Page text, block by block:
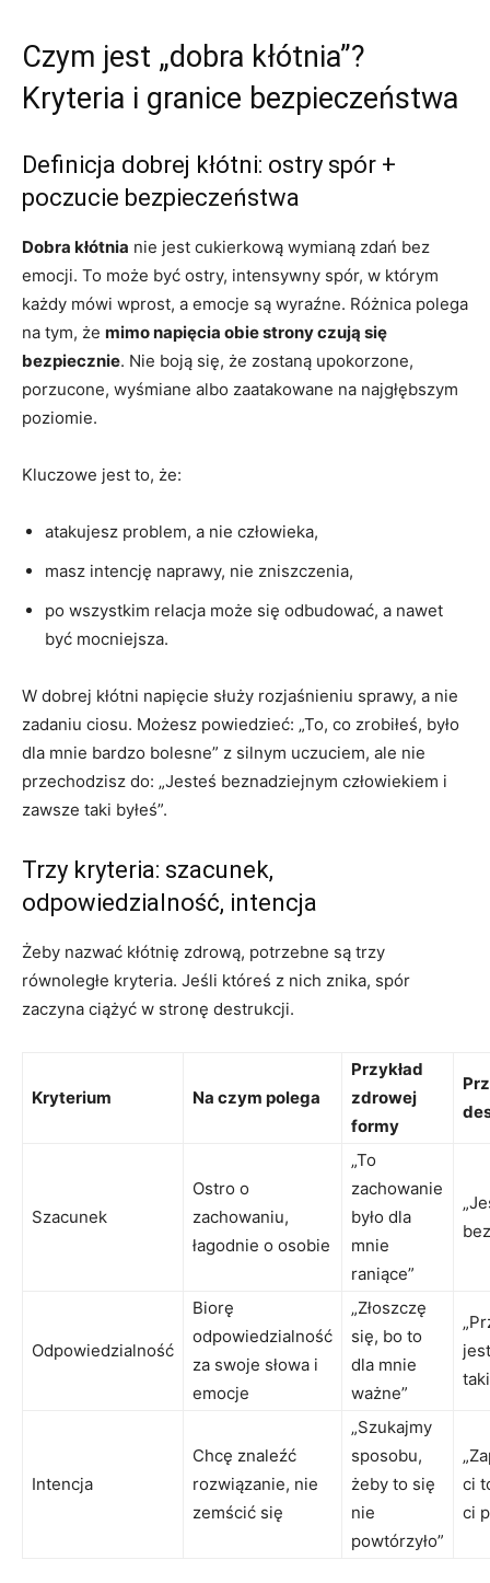
Czym jest „dobra kłótnia”?
Kryteria i granice bezpieczeństwa
Definicja dobrej kłótni: ostry spór +
poczucie bezpieczeństwa
Dobra kłótnia nie jest cukierkową wymianą zdań bez
emocji. To może być ostry, intensywny spór, w którym
każdy mówi wprost, a emocje są wyraźne. Różnica polega
na tym, że mimo napięcia obie strony czują się
bezpiecznie. Nie boją się, że zostaną upokorzone,
porzucone, wyśmiane albo zaatakowane na najgłębszym
poziomie.
Kluczowe jest to, że:
atakujesz problem, a nie człowieka,
masz intencję naprawy, nie zniszczenia,
po wszystkim relacja może się odbudować, a nawet
być mocniejsza.
W dobrej kłótni napięcie służy rozjaśnieniu sprawy, a nie
zadaniu ciosu. Możesz powiedzieć: „To, co zrobiłeś, było
dla mnie bardzo bolesne” z silnym uczuciem, ale nie
przechodzisz do: „Jesteś beznadziejnym człowiekiem i
zawsze taki byłeś”.
Trzy kryteria: szacunek,
odpowiedzialność, intencja
Żeby nazwać kłótnię zdrową, potrzebne są trzy
równoległe kryteria. Jeśli któreś z nich znika, spór
zaczyna ciążyć w stronę destrukcji.
Kryterium Na czym polega
Przykład
zdrowej
formy
Szacunek
Ostro o
zachowaniu,
łagodnie o osobie
„To
zachowanie
było dla
mnie
raniące”
Odpowiedzialność
Biorę
odpowiedzialność
za swoje słowa i
emocje
„Złoszczę
się, bo to
dla mnie
ważne”
Intencja
Chcę znaleźć
rozwiązanie, nie
zemścić się
„Szukajmy
sposobu,
żeby to się
nie
powtórzyło”
ci
ci